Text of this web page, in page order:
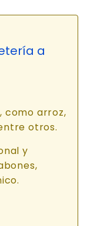
a
como arroz,
otros.
y